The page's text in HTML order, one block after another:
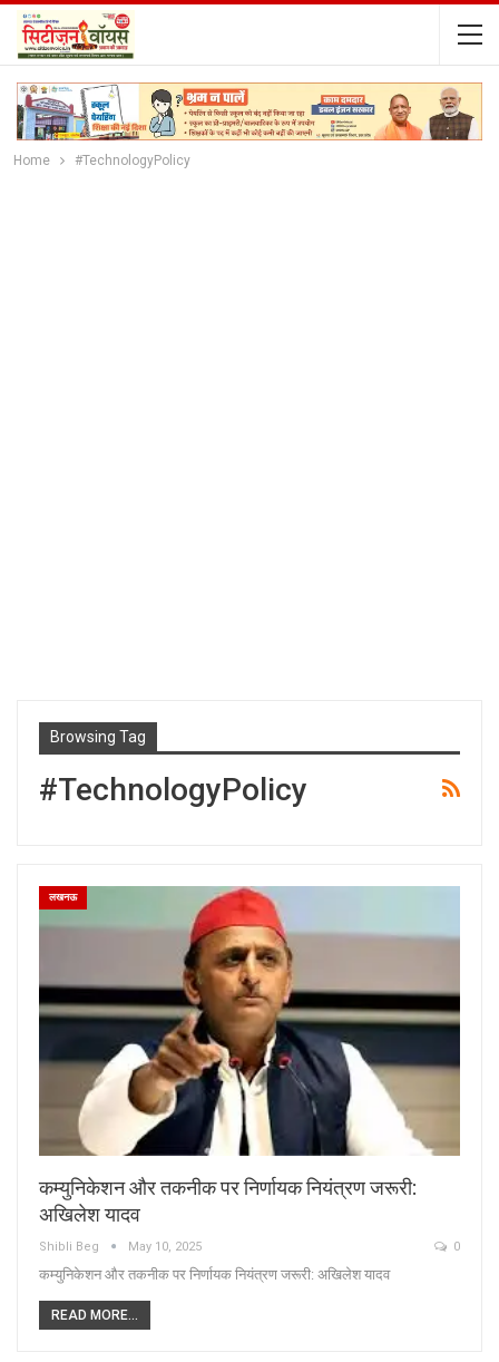
Home #TechnologyPolicy
Browsing Tag
#TechnologyPolicy
लखनऊ
कम्युनिकेशन और तकनीक पर निर्णायक नियंत्रण जरूरी:
अखिलेश यादव
Shibli Beg May 10, 2025 0
कम्युनिकेशन और तकनीक पर निर्णायक नियंत्रण जरूरी: अखिलेश यादव
READ MORE...